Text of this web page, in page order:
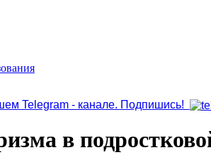
Telegram - канале. Подпишись!
в